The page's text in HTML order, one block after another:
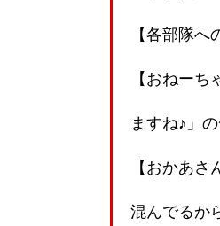
【各部隊へ
【おねー
ますね♪」
【おかあ
混んでるか